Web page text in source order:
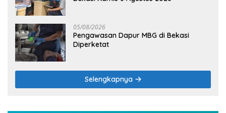
05/08/2026
Pengawasan Dapur MBG di Bekasi
Diperketat
Selengkapnya